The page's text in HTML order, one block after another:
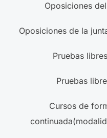
Oposiciones
Oposiciones de la
Pruebas
Pruebas
Cursos de